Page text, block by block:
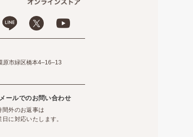
原市緑区橋本4–16–13
メールでのお問い合わせ
間外のお返事は
日に対応いたします。